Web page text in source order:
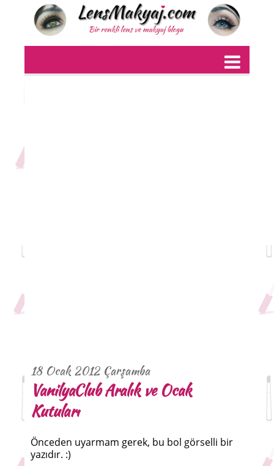
18 Ocak 2012 Çarşamba
VanilyaClub Aralık ve Ocak
Kutuları
Önceden uyarmam gerek, bu bol görselli bir
yazıdır. :)